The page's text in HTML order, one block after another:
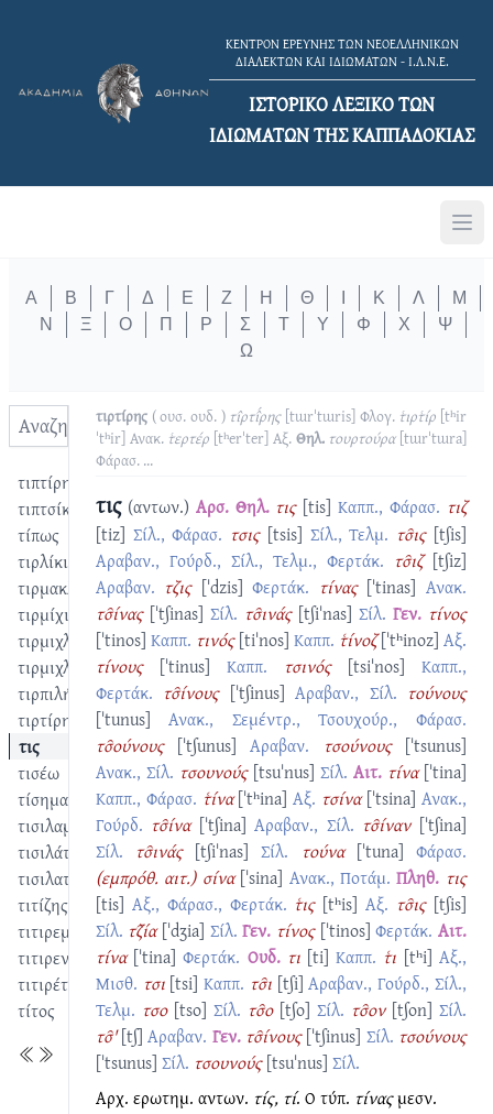
ΚΕΝΤΡΟΝ ΕΡΕΥΝΗΣ ΤΩΝ ΝΕΟΕΛΛΗΝΙΚΩΝ
ΔΙΑΛΕΚΤΩΝ ΚΑΙ ΙΔΙΩΜΑΤΩΝ - Ι.Λ.Ν.Ε.
ΙΣΤΟΡΙΚΟ ΛΕΞΙΚΟ TΩΝ
ΙΔΙΩΜΑΤΩΝ ΤΗΣ ΚΑΠΠΑΔΟΚΙΑΣ
Α Β Γ Δ Ε Ζ Η Θ Κ Λ
Μ
Ν
Ξ Ο Π Ρ Σ Τ Υ Φ Χ
Ψ
Ω
τιπτίρης
τιπτσίκι
τίπως
τιρλίκι
τιρμακλαντώ
τιρμίχι
τιρμιχλάτημα
τιρμιχλατίζω
τιρπιλή
τιρτίρης
τις
τισέω
τίσημα
τισιλαμάς
τισιλάτημα
τισιλατίζω
τιτίζης
τιτιρεμές
τιτιρεντίζω
τιτιρέτημα
τίτος
τιρτίρης ( ουσ. ουδ. ) τι̂ρτι̂́ρης [tɯrˈtɯris] Φλογ. τ͑ιρτ͑ίρ [tʰir
ˈtʰir] Ανακ. τ͑ερτέρ [tʰerˈter] Αξ. Θηλ. τουρτούρα [tɯrˈtɯra]
Φάρασ. ...
τις (αντων.) Αρσ. Θηλ. τις [tis] Καππ., Φάρασ. τιζ
[tiz] Σίλ., Φάρασ. τσις [tsis] Σίλ., Τελμ. τσ̑ις [tʃis]
Αραβαν., Γούρδ., Σίλ., Τελμ., Φερτάκ. τσ̑ιζ [tʃiz]
Αραβαν. τζις [ˈdzis] Φερτάκ. τίνας [ˈtinas] Ανακ.
τσ̑ίνας [ˈtʃinas] Σίλ. τσ̑ινάς [tʃiˈnas] Σίλ. Γεν. τίνος
[ˈtinos] Καππ. τινός [tiˈnos] Καππ. τ͑ίνοζ [ˈtʰinoz] Αξ.
τίνους
[ˈtinus] Καππ. τσινός [tsiˈnos]
Καππ.,
Φερτάκ. τσ̑ίνους [ˈtʃinus] Αραβαν., Σίλ. τούνους
[ˈtunus]
Ανακ., Σεμέντρ., Τσουχούρ., Φάρασ.
τσ̑ούνους [ˈtʃunus] Αραβαν. τσούνους [ˈtsunus]
Ανακ., Σίλ. τσουνούς [tsuˈnus] Σίλ. Αιτ. τίνα [ˈtina]
Καππ., Φάρασ. τ͑ίνα [ˈtʰina] Αξ. τσίνα [ˈtsina] Ανακ.,
Γούρδ. τσ̑ίνα [ˈtʃina] Αραβαν., Σίλ. τσ̑ίναν [ˈtʃina]
Σίλ. τσ̑ινάς [tʃiˈnas] Σίλ. τούνα [ˈtuna] Φάρασ.
(εμπρόθ. αιτ.) σίνα [ˈsina] Ανακ., Ποτάμ. Πληθ. τις
[tis] Αξ., Φάρασ., Φερτάκ. τ͑ις [tʰis] Αξ. τσ̑ις [tʃis]
Σίλ. τζ̑ία [ˈdʒia] Σίλ. Γεν. τίνος [ˈtinos] Φερτάκ. Αιτ.
τίνα [ˈtina] Φερτάκ. Ουδ. τι [ti] Καππ. τ͑ι [tʰi] Αξ.,
Μισθ. τσι [tsi] Καππ. τσ̑ι [tʃi] Αραβαν., Γούρδ., Σίλ.,
Τελμ. τσο [tso] Σίλ. τσ̑ο [tʃo] Σίλ. τσ̑ον [tʃon] Σίλ.
τσ̑' [tʃ] Αραβαν. Γεν. τσ̑ίνους [ˈtʃinus] Σίλ. τσούνους
[ˈtsunus] Σίλ. τσουνούς [tsuˈnus] Σίλ.
Αρχ. ερωτημ. αντων. τίς, τί. Ο τύπ. τίναςμεσν.